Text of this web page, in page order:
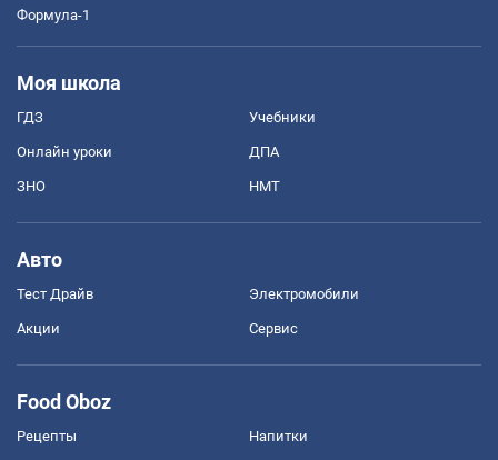
Формула-1
Моя школа
ГДЗ Учебники
Онлайн уроки ДПА
ЗНО НМТ
Авто
Тест Драйв Электромобили
Акции Сервис
Food Oboz
Рецепты Напитки